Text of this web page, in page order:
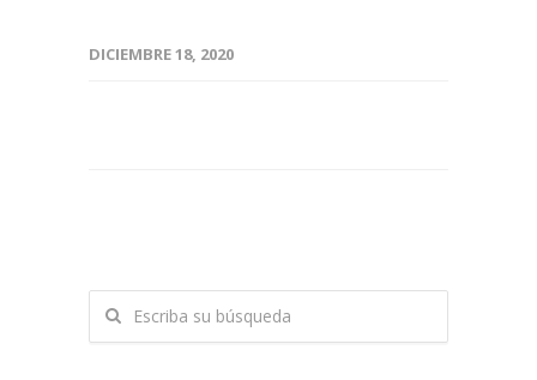
DICIEMBRE 18, 2020